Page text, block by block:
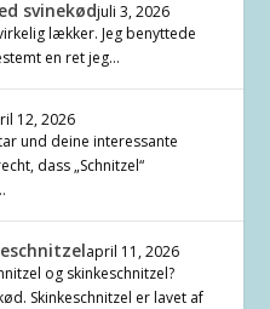
svinekødjuli 3, 2026
lækker. Jeg benyttede
en ret jeg…
12, 2026
und deine interessante
dass „Schnitzel“
april 11, 2026
og skinkeschnitzel?
Skinkeschnitzel er lavet af